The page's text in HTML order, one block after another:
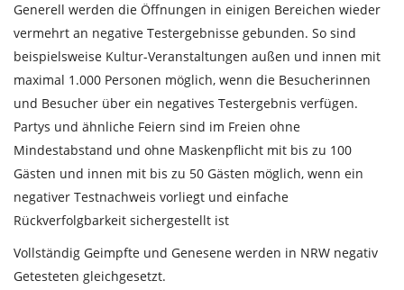
Generell werden die Öffnungen in einigen Bereichen wieder
vermehrt an negative Testergebnisse gebunden. So sind
beispielsweise Kultur-Veranstaltungen außen und innen mit
maximal 1.000 Personen möglich, wenn die Besucherinnen
und Besucher über ein negatives Testergebnis verfügen.
Partys und ähnliche Feiern sind im Freien ohne
Mindestabstand und ohne Maskenpflicht mit bis zu 100
Gästen und innen mit bis zu 50 Gästen möglich, wenn ein
negativer Testnachweis vorliegt und einfache
Rückverfolgbarkeit sichergestellt ist
Vollständig Geimpfte und Genesene werden in NRW negativ
Getesteten gleichgesetzt.